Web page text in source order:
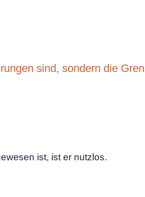
sind, sondern die
ist, ist er nutzlos.